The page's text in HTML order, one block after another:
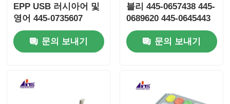
EPP USB 러시아어 및
영어 445-0735607
4450735607
문의 보내기
블리 445-0657438 445-
0689620 445-0645443
445-0672389
문의 보내기